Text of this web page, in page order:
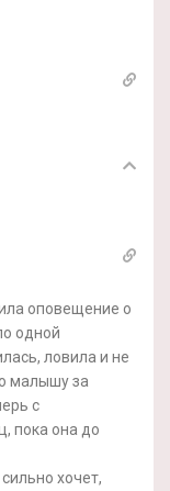
оповещение о
одной
ловила и не
малышу за
с
пока она до
хочет,